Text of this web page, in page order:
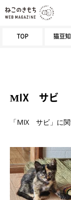
TOP 猫豆
MIX サビ
「MIX サビ」に関